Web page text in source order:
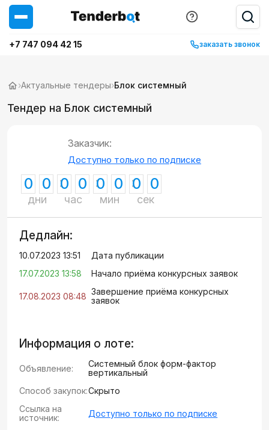
+7 747 094 42 15 заказать звонок
›Актуальные тендеры›Блок системный
Тендер на Блок системный
Заказчик:
Доступно только по подписке
0 0
дни
0 0
час
0 0
мин
0 0
сек
Дедлайн:
10.07.2023 13:51
Дата публикации
17.07.2023 13:58
Начало приёма конкурсных заявок
17.08.2023 08:48 Завершение приёма конкурсных
заявок
Информация о лоте:
Объявление:
Системный блок форм-фактор
вертикальный
Способ закупок:Скрыто
Ссылка на
источник:
Доступно только по подписке